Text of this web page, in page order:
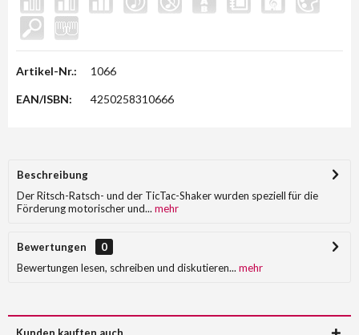
Artikel-Nr.: 1066
EAN/ISBN: 4250258310666
Beschreibung
Der Ritsch-Ratsch- und der TicTac-Shaker wurden speziell für die
Förderung motorischer und... mehr
Bewertungen
0
Bewertungen lesen, schreiben und diskutieren... mehr